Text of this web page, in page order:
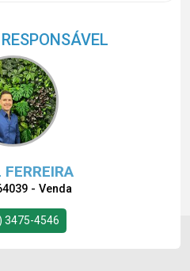
FERREIRA
- Venda
3475-4546